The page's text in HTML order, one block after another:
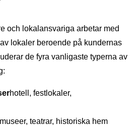
och lokalansvariga arbetar med
lokaler beroende på kundernas
de fyra vanligaste typerna av
hotell, festlokaler,
museer, teatrar, historiska hem